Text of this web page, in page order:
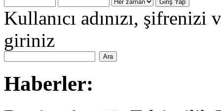
Kullanıcı adınızı,
giriniz
Haberler: